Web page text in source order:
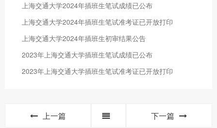
上海交通大学2024年插班生笔试成绩已公布
上海交通大学2024年插班生笔试准考证已开放打印
上海交通大学2024年插班生初审结果公告
2023年上海交通大学插班生笔试成绩已公布
2023年上海交通大学插班生笔试准考证已开放打印
上一篇 下一篇